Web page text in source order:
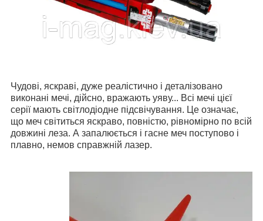
Чудові, яскраві, дуже реалістично і деталізовано
виконані мечі, дійсно, вражають уяву... Всі мечі цієї
серії мають світлодіодне підсвічування. Це означає,
що меч світиться яскраво, повністю, рівномірно по всій
довжині леза. А запалюється і гасне меч поступово і
плавно, немов справжній лазер.